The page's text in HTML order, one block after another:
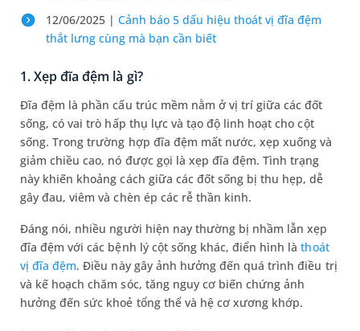
12/06/2025 | Cảnh báo 5 dấu hiệu thoát vị đĩa đệm
thắt lưng cùng mà bạn cần biết
1. Xẹp đĩa đệm là gì?
Đĩa đệm là phần cấu trúc mềm nằm ở vị trí giữa các đốt
sống, có vai trò hấp thụ lực và tạo độ linh hoạt cho cột
sống. Trong trường hợp đĩa đệm mất nước, xẹp xuống và
giảm chiều cao, nó được gọi là xẹp đĩa đệm. Tình trạng
này khiến khoảng cách giữa các đốt sống bị thu hẹp, dễ
gây đau, viêm và chèn ép các rễ thần kinh.
Đáng nói, nhiều người hiện nay thường bị nhầm lẫn xẹp
đĩa đệm với các bệnh lý cột sống khác, điển hình làthoát
vị đĩa đệm. Điều này gây ảnh hưởng đến quá trình điều trị
và kế hoạch chăm sóc, tăng nguy cơ biến chứng ảnh
hưởng đến sức khoẻ tổng thể và hệ cơ xương khớp.